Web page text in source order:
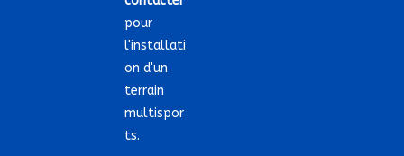
pour
l'installati
on d'un
terrain
multispor
ts.